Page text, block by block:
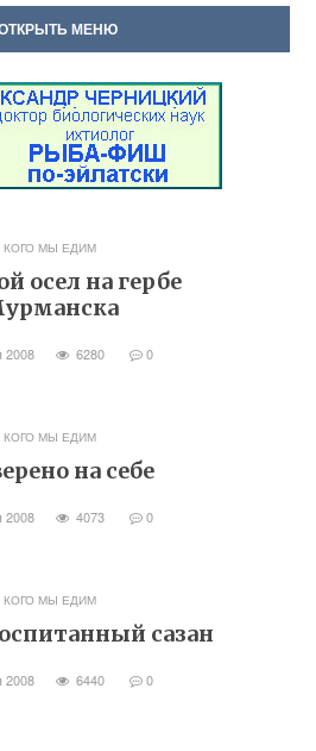
МЕНЮ
КОГО МЫ ЕДИМ
осел на гербе
2008 6280 0
КОГО МЫ ЕДИМ
на себе
2008 4073 0
КОГО МЫ ЕДИМ
сазан
2008 6440 0